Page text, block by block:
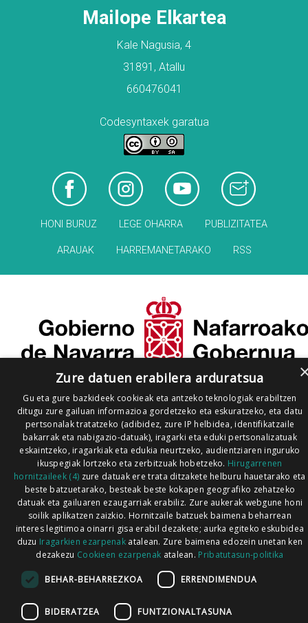
Mailope Elkartea
Kale Nagusia, 4
31891, Atallu
660476041
Codesyntaxek garatua
HONI BURUZ LEGE OHARRA PUBLIZITATEA
ARAUAK HARREMANETARAKO RSS
Zure datuen erabilera arduratsua
Gu eta gure bazkideek cookieak eta antzeko teknologiak erabiltzen
ditugu zure gailuan informazioa gordetzeko eta eskuratzeko, eta datu
pertsonalak tratatzeko (adibidez, zure IP helbidea, identifikatzaile
bakarrak eta nabigazio-datuak), iragarki eta eduki pertsonalizatuak
eskaintzeko, iragarkiak eta edukia neurtzeko, audientziaren inguruko
ikuspegiak lortzeko eta zerbitzuak hobetzeko. Hirugarrenen
hornitzaileek (4) zure datuak ere trata ditzakete helburu hauetarako eta
beste batzuetarako, besteak beste kokapen geografiko zehatzeko
datuak eta gailuaren ezaugarriak erabiliz. Zure aukerak webgune honi
soilik aplikatzen zaizkio. Hornitzaile batzuek baimena beharrean
interes legitimoa oinarri gisa erabil dezakete; aurka egiteko eskubidea
duzu Iragarkien ezarpenak atalean. Zure baimena edozein unetan ken
dezakezu Cookieen ezarpenak atalean. Pribatutasun-politika
BEHAR-BEHARREZKOA ERRENDIMENDUA
BIDERATZEA FUNTZIONALTASUNA